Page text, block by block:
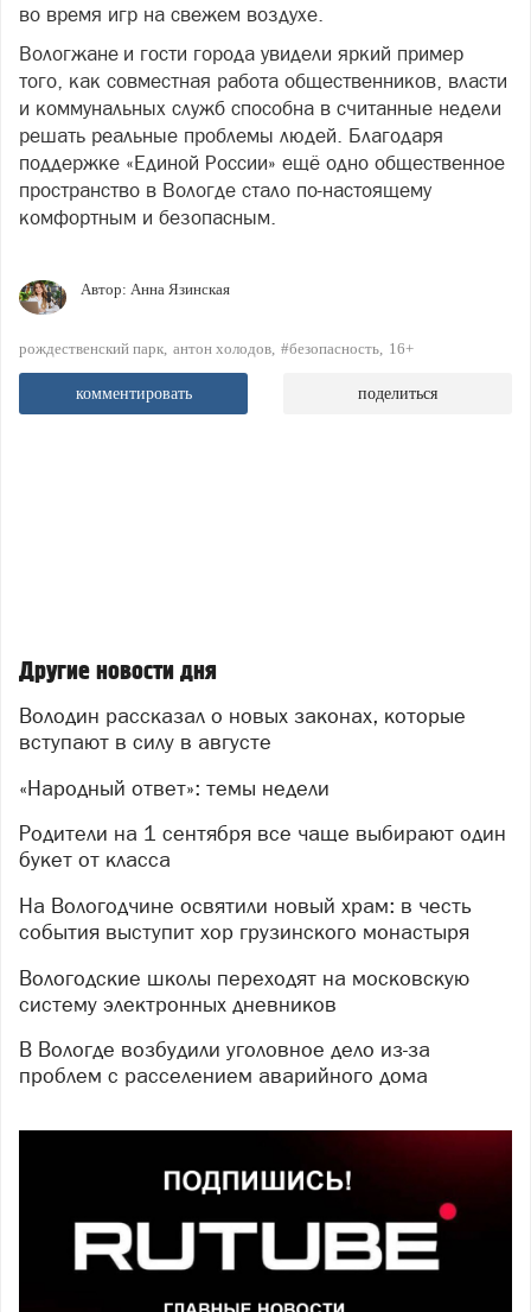
во время игр на свежем воздухе.
Вологжане и гости города увидели яркий пример
того, как совместная работа общественников, власти
и коммунальных служб способна в считанные недели
решать реальные проблемы людей. Благодаря
поддержке «Единой России» ещё одно общественное
пространство в Вологде стало по-настоящему
комфортным и безопасным.
Автор: Анна Язинская
рождественский парк антон холодов #безопасность 16+
комментировать поделиться
Другие новости дня
Володин рассказал о новых законах, которые
вступают в силу в августе
«Народный ответ»: темы недели
Родители на 1 сентября все чаще выбирают один
букет от класса
На Вологодчине освятили новый храм: в честь
события выступит хор грузинского монастыря
Вологодские школы переходят на московскую
систему электронных дневников
В Вологде возбудили уголовное дело из-за
проблем с расселением аварийного дома